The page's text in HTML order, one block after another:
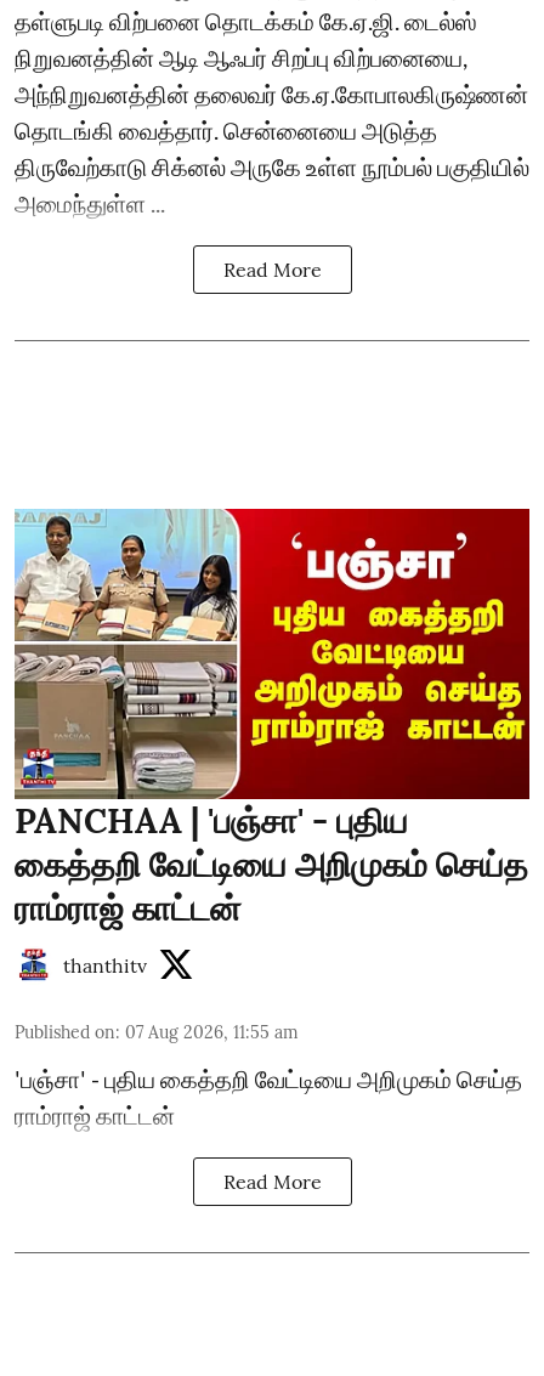
தள்ளுபடி விற்பனை தொடக்கம் கே.ஏ.ஜி. டைல்ஸ்
நிறுவனத்தின் ஆடி ஆஃபர் சிறப்பு விற்பனையை,
அந்நிறுவனத்தின் தலைவர் கே.ஏ.கோபாலகிருஷ்ணன்
தொடங்கி வைத்தார். சென்னையை அடுத்த
திருவேற்காடு சிக்னல் அருகே உள்ள நூம்பல் பகுதியில்
அமைந்துள்ள ...
Read More
PANCHAA | 'பஞ்சா' - புதிய
கைத்தறி வேட்டியை அறிமுகம் செய்த
ராம்ராஜ் காட்டன்
thanthitv
Published on: 07 Aug 2026, 11:55 am
'பஞ்சா' - புதிய கைத்தறி வேட்டியை அறிமுகம் செய்த
ராம்ராஜ் காட்டன்
Read More